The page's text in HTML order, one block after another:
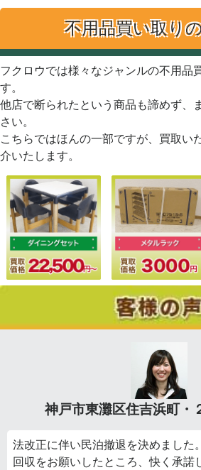
不用品買い取り
フクロウでは様々なジャンルの不用品
す。
他店で断られたという商品も諦めず、
さい。
こちらではほんの一部ですが、買取い
介いたします。
神戸市東灘区住吉浜町・
法改正に伴い民泊撤退を決めました
回収をお願いしたところ、快く承諾